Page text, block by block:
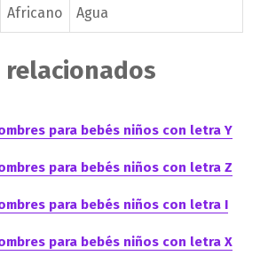
Africano Agua
para bebés niños con letra Y
para bebés niños con letra Z
para bebés niños con letra I
para bebés niños con letra X